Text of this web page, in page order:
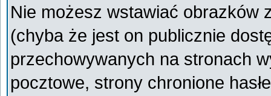
Nie możesz wstawiać obrazków
(chyba że jest on publicznie
przechowywanych na stronach
pocztowe, strony chronione